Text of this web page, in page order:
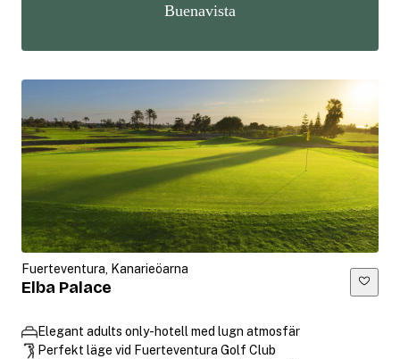
Buenavista
Fuerteventura, Kanarieöarna
Elba Palace
Elegant adults only-hotell med lugn atmosfär
Perfekt läge vid Fuerteventura Golf Club